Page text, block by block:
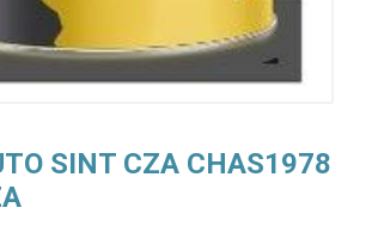
SINT CZA CHAS1978